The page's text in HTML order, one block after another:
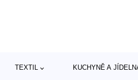
TEXTIL KUCHYNĚ A